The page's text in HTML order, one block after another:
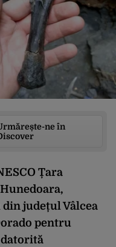
ne în
Țara
județul Vâlcea
pentru